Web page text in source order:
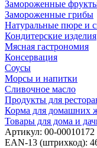
Замороженные
Замороженные грибы
Натуральные пюре и
Кондитерские изделия
Мясная гастрономия
Консервация
Соусы
Морсы и напитки
Сливочное масло
Продукты для
Корма для домашних
Товары для дома и
Артикул: 00-00010172
EAN-13 (штрихкод):